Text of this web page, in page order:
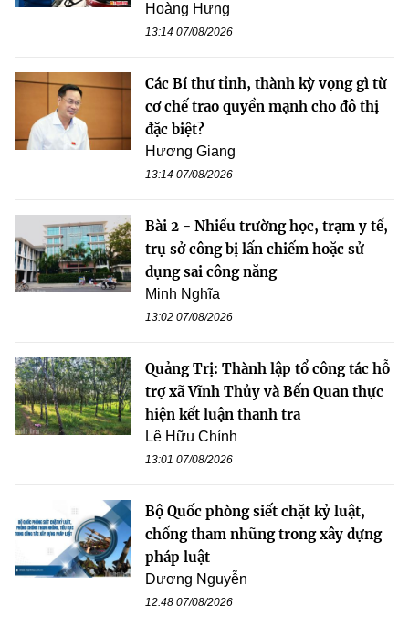
Hoàng Hưng
13:14 07/08/2026
Các Bí thư tỉnh, thành kỳ vọng gì từ
cơ chế trao quyền mạnh cho đô thị
đặc biệt?
Hương Giang
13:14 07/08/2026
Bài 2 - Nhiều trường học, trạm y tế,
trụ sở công bị lấn chiếm hoặc sử
dụng sai công năng
Minh Nghĩa
13:02 07/08/2026
Quảng Trị: Thành lập tổ công tác hỗ
trợ xã Vĩnh Thủy và Bến Quan thực
hiện kết luận thanh tra
Lê Hữu Chính
13:01 07/08/2026
Bộ Quốc phòng siết chặt kỷ luật,
chống tham nhũng trong xây dựng
pháp luật
Dương Nguyễn
12:48 07/08/2026